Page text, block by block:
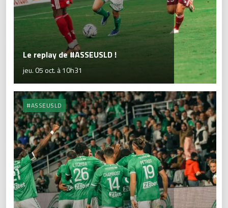
Le replay de #ASSEUSLD !
jeu. 05 oct. à 10h31
#ASSEUSLD